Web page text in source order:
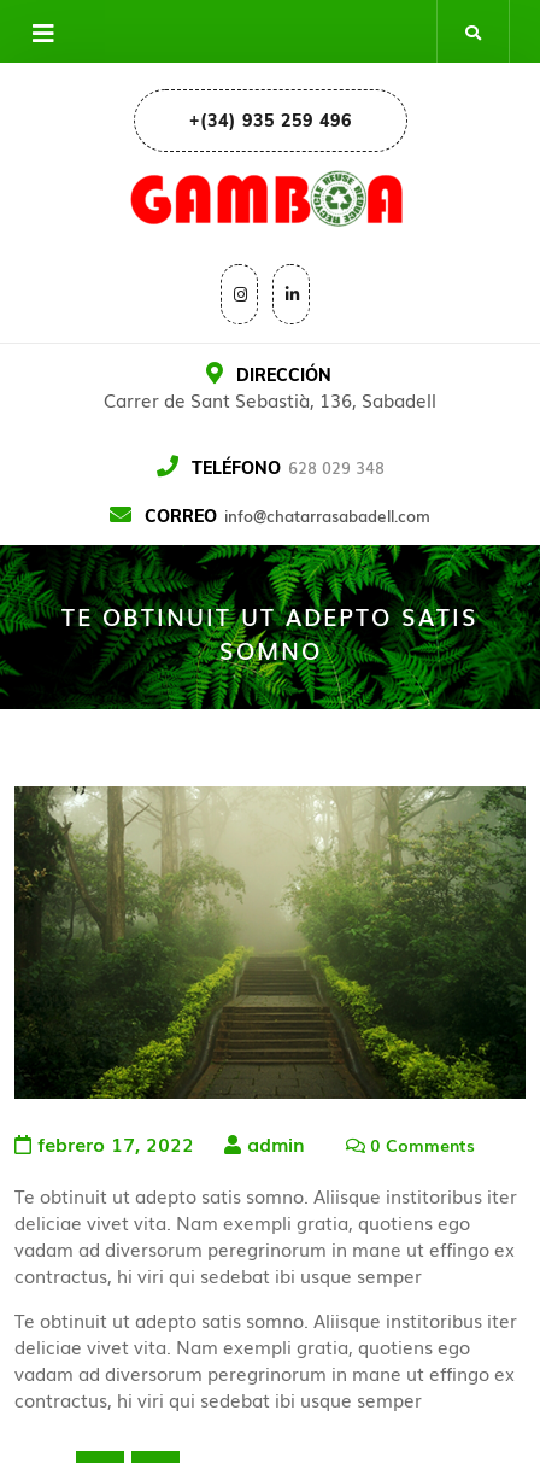
+(34) 935 259 496
DIRECCIÓN
Carrer de Sant Sebastià, 136, Sabadell
TELÉFONO 628 029 348
CORREO info@chatarrasabadell.com
TE OBTINUIT UT ADEPTO SATIS
SOMNO
febrero 17, 2022 admin 0 Comments
Te obtinuit ut adepto satis somno. Aliisque institoribus iter
deliciae vivet vita. Nam exempli gratia, quotiens ego
vadam ad diversorum peregrinorum in mane ut effingo ex
contractus, hi viri qui sedebat ibi usque semper
Te obtinuit ut adepto satis somno. Aliisque institoribus iter
deliciae vivet vita. Nam exempli gratia, quotiens ego
vadam ad diversorum peregrinorum in mane ut effingo ex
contractus, hi viri qui sedebat ibi usque semper